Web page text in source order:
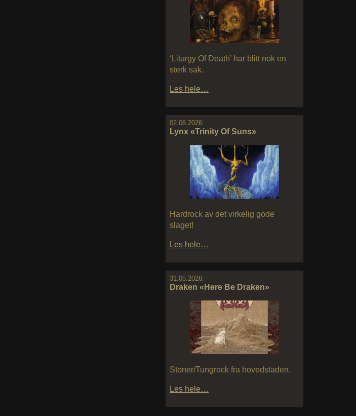
‘Liturgy Of Death’ har blitt nok en
sterk sak.
Les hele…
02.06.2026:
Lynx «Trinity Of Suns»
Hardrock av det virkelig gode
slaget!
Les hele…
31.05.2026:
Draken «Here Be Draken»
Stoner/Tungrock fra hovedstaden.
Les hele…